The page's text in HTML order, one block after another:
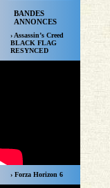
BANDES
ANNONCES
› Assassin’s Creed
BLACK FLAG
RESYNCED
› Forza Horizon 6